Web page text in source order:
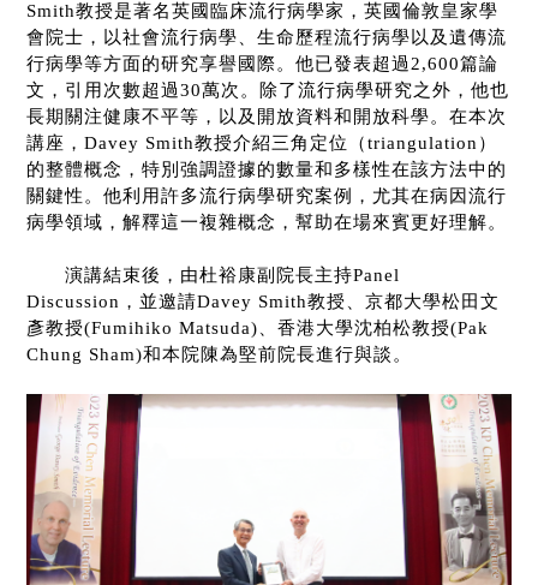
Smith教授是著名英國臨床流行病學家，英國倫敦皇家學
會院士，以社會流行病學、生命歷程流行病學以及遺傳流
行病學等方面的研究享譽國際。他已發表超過2,600篇論
文，引用次數超過30萬次。除了流行病學研究之外，他也
長期關注健康不平等，以及開放資料和開放科學。在本次
講座，Davey Smith教授介紹三角定位（triangulation）
的整體概念，特別強調證據的數量和多樣性在該方法中的
關鍵性。他利用許多流行病學研究案例，尤其在病因流行
病學領域，解釋這一複雜概念，幫助在場來賓更好理解。
演講結束後，由杜裕康副院長主持Panel
Discussion ，並邀請Davey Smith教授、京都大學松田文
彥教授(Fumihiko Matsuda)、香港大學沈柏松教授(Pak
Chung Sham)和本院陳為堅前院長進行與談。